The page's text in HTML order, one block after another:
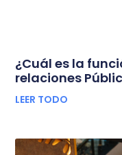
¿Cuál es la
relaciones
LEER TODO